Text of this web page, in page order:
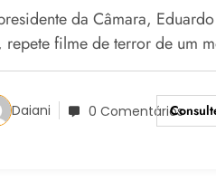
e age como
da Câmara,
repete filme de terror de um
Daiani 0 Comentários